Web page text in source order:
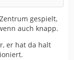
gespielt,
auch knapp.
er hat da halt